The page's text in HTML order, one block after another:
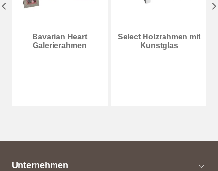
Bavarian Heart
Galerierahmen
Select Holzrahmen mit
Kunstglas
Unternehmen